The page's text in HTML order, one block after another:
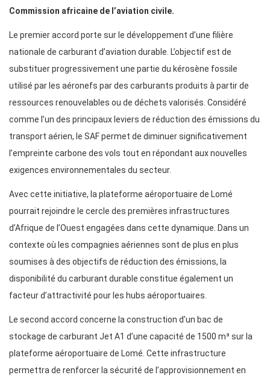
Commission africaine de l’aviation civile.
Le premier accord porte sur le développement d’une filière
nationale de carburant d’aviation durable. L’objectif est de
substituer progressivement une partie du kérosène fossile
utilisé par les aéronefs par des carburants produits à partir de
ressources renouvelables ou de déchets valorisés. Considéré
comme l’un des principaux leviers de réduction des émissions du
transport aérien, le SAF permet de diminuer significativement
l’empreinte carbone des vols tout en répondant aux nouvelles
exigences environnementales du secteur.
Avec cette initiative, la plateforme aéroportuaire de Lomé
pourrait rejoindre le cercle des premières infrastructures
d’Afrique de l’Ouest engagées dans cette dynamique. Dans un
contexte où les compagnies aériennes sont de plus en plus
soumises à des objectifs de réduction des émissions, la
disponibilité du carburant durable constitue également un
facteur d’attractivité pour les hubs aéroportuaires.
Le second accord concerne la construction d’un bac de
stockage de carburant Jet A1 d’une capacité de 1500 m³ sur la
plateforme aéroportuaire de Lomé. Cette infrastructure
permettra de renforcer la sécurité de l’approvisionnement en